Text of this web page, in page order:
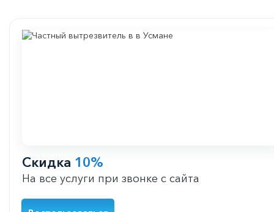
Скидка 10%
На все услуги при звонке с сайта